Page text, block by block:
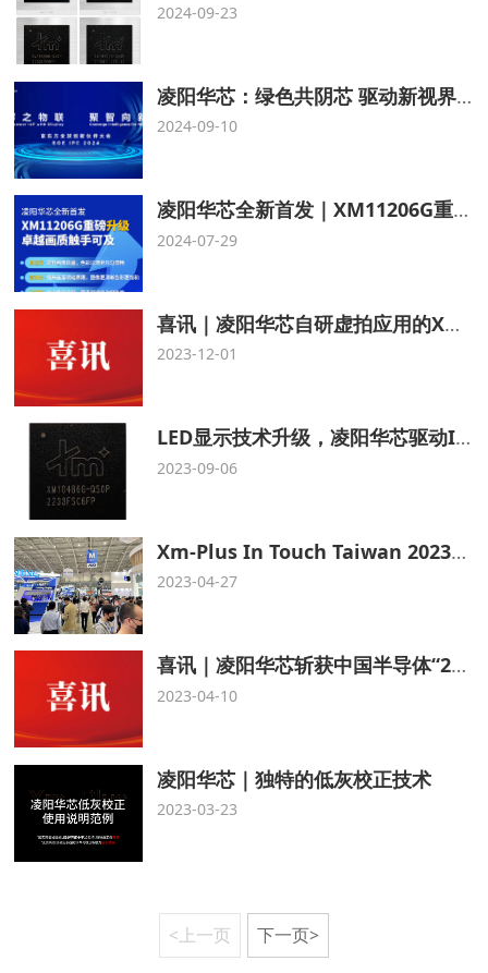
2024-09-23
凌阳华芯：绿色共阴芯 驱动新视界｜BOE IPC·2024
2024-09-10
凌阳华芯全新首发｜XM11206G重磅升级，卓越画质触手可及
2024-07-29
喜讯｜凌阳华芯自研虚拍应用的XM10486G产品荣获行家极光奖！
2023-12-01
​LED显示技术升级，凌阳华芯驱动IC提供硬支撑
2023-09-06
Xm-Plus In Touch Taiwan 2023丨实力引领，见证卓越
2023-04-27
喜讯｜凌阳华芯斩获中国半导体“2022明日之星”奖！！！
2023-04-10
凌阳华芯｜独特的低灰校正技术
2023-03-23
<上一页 下一页>